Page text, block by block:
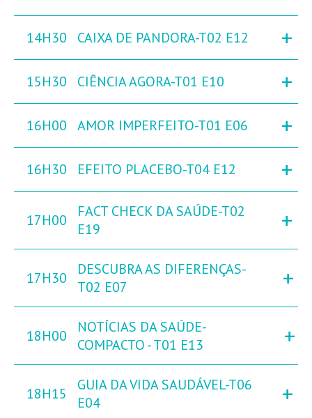
14H30 CAIXA DE PANDORA-T02 E12 +
15H30 CIÊNCIA AGORA-T01 E10 +
16H00 AMOR IMPERFEITO-T01 E06 +
16H30 EFEITO PLACEBO-T04 E12 +
17H00
FACT CHECK DA SAÚDE-T02
E19
+
17H30
DESCUBRA AS DIFERENÇAS-
T02 E07
+
18H00
NOTÍCIAS DA SAÚDE-
COMPACTO - T01 E13
+
18H15
GUIA DA VIDA SAUDÁVEL-T06
E04
+